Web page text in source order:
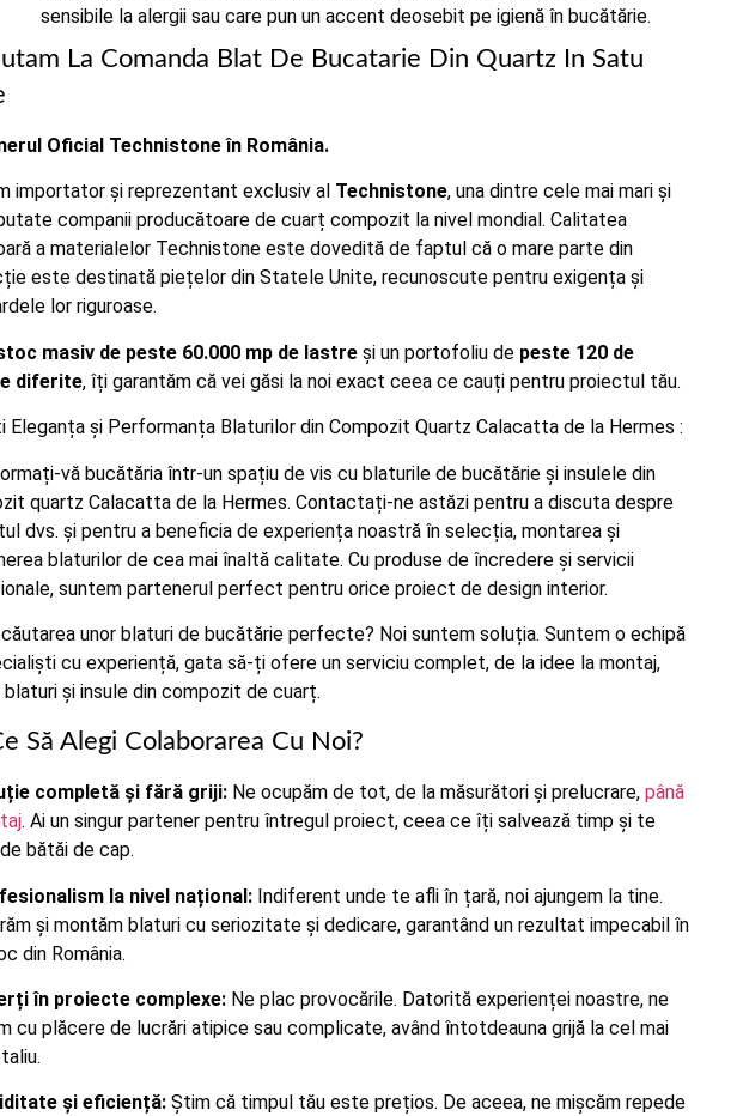
sensibile la alergii sau care pun un accent deosebit pe igienă în bucătărie.
La Comanda Blat De Bucatarie Din Quartz In Satu
Oficial Technistone în România.
importator și reprezentant exclusiv al Technistone, una dintre cele mai mari și
companii producătoare de cuarț compozit la nivel mondial. Calitatea
a materialelor Technistone este dovedită de faptul că o mare parte din
este destinată piețelor din Statele Unite, recunoscute pentru exigența și
lor riguroase.
masiv de peste 60.000 mp de lastre și un portofoliu de peste 120 de
diferite, îți garantăm că vei găsi la noi exact ceea ce cauți pentru proiectul tău.
Eleganța și Performanța Blaturilor din Compozit Quartz Calacatta de la Hermes :
vă bucătăria într-un spațiu de vis cu blaturile de bucătărie și insulele din
quartz Calacatta de la Hermes. Contactați-ne astăzi pentru a discuta despre
dvs. și pentru a beneficia de experiența noastră în selecția, montarea și
blaturilor de cea mai înaltă calitate. Cu produse de încredere și servicii
suntem partenerul perfect pentru orice proiect de design interior.
unor blaturi de bucătărie perfecte? Noi suntem soluția. Suntem o echipă
cu experiență, gata să-ți ofere un serviciu complet, de la idee la montaj,
și insule din compozit de cuarț.
Să Alegi Colaborarea Cu Noi?
completă și fără griji: Ne ocupăm de tot, de la măsurători și prelucrare, până
. Ai un singur partener pentru întregul proiect, ceea ce îți salvează timp și te
bătăi de cap.
la nivel național: Indiferent unde te afli în țară, noi ajungem la tine.
și montăm blaturi cu seriozitate și dedicare, garantând un rezultat impecabil în
din România.
în proiecte complexe: Ne plac provocările. Datorită experienței noastre, ne
cu plăcere de lucrări atipice sau complicate, având întotdeauna grijă la cel mai
și eficiență: Știm că timpul tău este prețios. De aceea, ne mișcăm repede